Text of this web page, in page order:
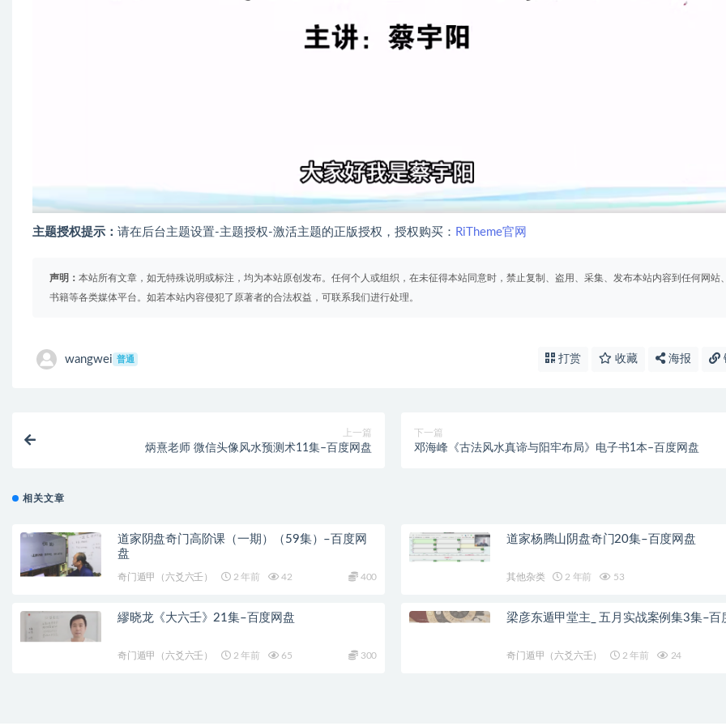
主题授权提示： 请在后台主题设置-主题授权-激活主题的正版授权，授权购买： RiTheme官网
声明： 本站所有文章，如无特殊说明或标注，均为本站原创发布。任何个人或组织，在未征得本站同意时，禁止复制、盗用、采集、发布本站内容到任何网站
书籍等各类媒体平台。如若本站内容侵犯了原著者的合法权益，可联系我们进行处理。
wangwei 普通 打赏 收藏 海报
上一篇
炳熹老师 微信头像风水预测术11集–百度网盘
下一篇
邓海峰《古法风水真谛与阳牢布局》电子书1本–百度网盘
相关文章
道家阴盘奇门高阶课（一期）（59集）–百度网
盘
奇门遁甲（六爻六壬） 2 年前 42 400
道家杨腾山阴盘奇门20集–百度网盘
其他杂类 2 年前 53
繆晓龙《大六壬》21集–百度网盘
奇门遁甲（六爻六壬） 2 年前 65 300
梁彦东遁甲堂主_ 五月实战案例集3集–百
奇门遁甲（六爻六壬） 2 年前 24